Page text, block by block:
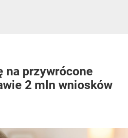
na przywrócone
2 mln wniosków